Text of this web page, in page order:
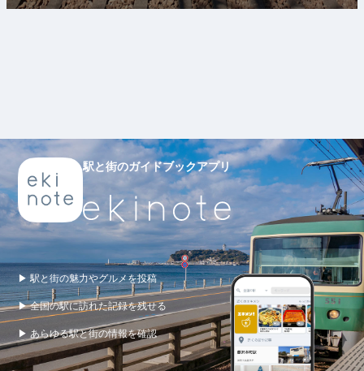
駅と街のガイドブックアプリ
▶ 駅と街の魅力やグルメを投稿
▶ 全国の駅に訪れた記録を残せる
▶ あらゆる駅と街の情報を確認